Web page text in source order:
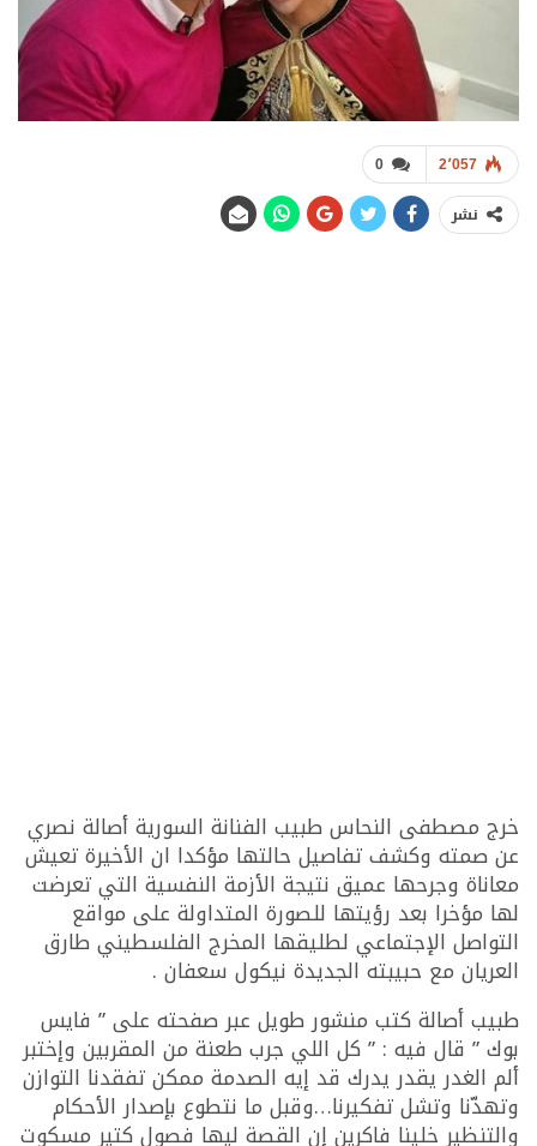
0 2٬057
نشر
خرج مصطفى النحاس طبيب الفنانة السورية أصالة نصري
عن صمته وكشف تفاصيل حالتها مؤكدا ان الأخيرة تعيش
معاناة وجرحها عميق نتيجة الأزمة النفسية التي تعرضت
لها مؤخرا بعد رؤيتها للصورة المتداولة على مواقع
التواصل الإجتماعي لطليقها المخرج الفلسطيني طارق
العريان مع حبيبته الجديدة نيكول سعفان .
طبيب أصالة كتب منشور طويل عبر صفحته على ” فايس
بوك ” قال فيه : ” كل اللي جرب طعنة من المقربين وإختبر
ألم الغدر يقدر يدرك قد إيه الصدمة ممكن تفقدنا التوازن
وتهدّنا وتشل تفكيرنا…وقبل ما نتطوع بإصدار الأحكام
والتنظير خلينا فاكرين إن القصة ليها فصول كتير مسكوت